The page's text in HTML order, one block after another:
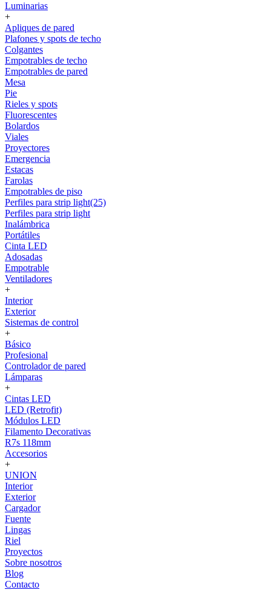
Luminarias
+
Apliques de pared
Plafones y spots de techo
Colgantes
Empotrables de techo
Empotrables de pared
Mesa
Pie
Rieles y spots
Fluorescentes
Bolardos
Viales
Proyectores
Emergencia
Estacas
Farolas
Empotrables de piso
Perfiles para strip light(25)
Perfiles para strip light
Inalámbrica
Portátiles
Cinta LED
Adosadas
Empotrable
Ventiladores
+
Interior
Exterior
Sistemas de control
+
Básico
Profesional
Controlador de pared
Lámparas
+
Cintas LED
LED (Retrofit)
Módulos LED
Filamento Decorativas
R7s 118mm
Accesorios
+
UNION
Interior
Exterior
Cargador
Fuente
Lingas
Riel
Proyectos
Sobre nosotros
Blog
Contacto